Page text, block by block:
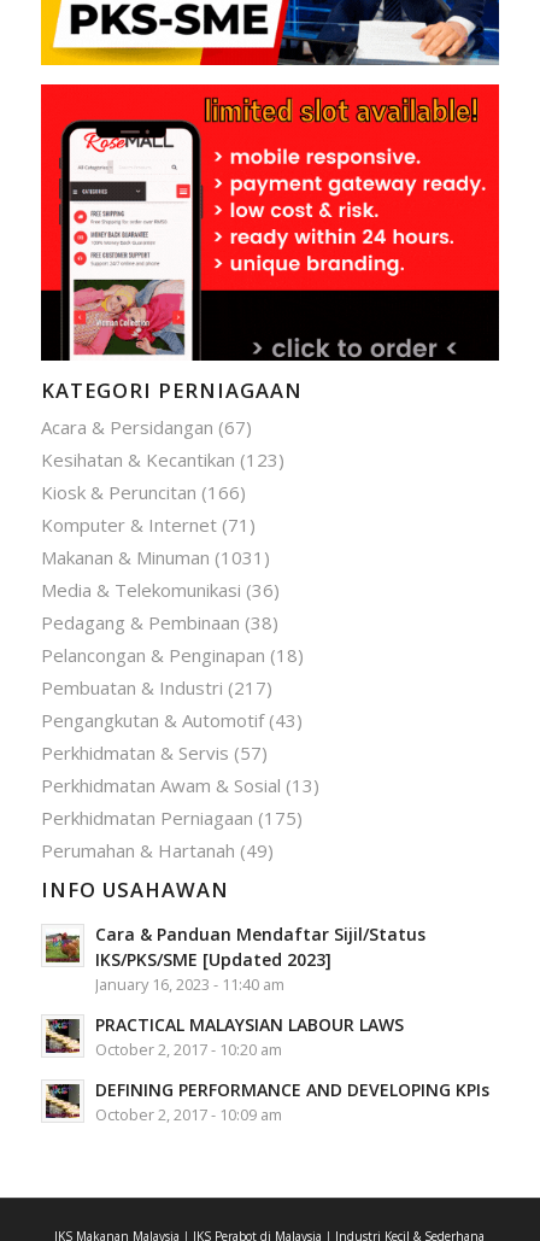
KATEGORI PERNIAGAAN
Acara & Persidangan (67)
Kesihatan & Kecantikan (123)
Kiosk & Peruncitan (166)
Komputer & Internet(71)
Makanan & Minuman (1031)
Media & Telekomunikasi (36)
Pedagang & Pembinaan (38)
Pelancongan & Penginapan (18)
Pembuatan & Industri (217)
Pengangkutan & Automotif(43)
Perkhidmatan & Servis (57)
Perkhidmatan Awam & Sosial (13)
Perkhidmatan Perniagaan (175)
Perumahan & Hartanah (49)
INFO USAHAWAN
Cara & Panduan Mendaftar Sijil/Status
IKS/PKS/SME [Updated 2023]
January 16, 2023 - 11:40 am
PRACTICAL MALAYSIAN LABOUR LAWS
October 2, 2017 - 10:20 am
DEFINING PERFORMANCE AND DEVELOPING KPIs
October 2, 2017 - 10:09 am
IKS Makanan Malaysia | IKS Perabot di Malaysia | Industri Kecil & Sederhana